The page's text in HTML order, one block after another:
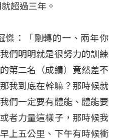
超過三年。
傑：「剛轉的一、兩年你
們明明就是很努力的訓練
第二名（成績）竟然差不
我到底在幹嘛？那時候就
們一定要有體能、體能要
者力量這樣子，那時候我
上五公里、下午有時候衝